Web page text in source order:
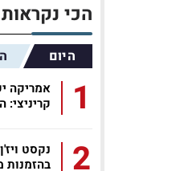
הכי
היום
1
2